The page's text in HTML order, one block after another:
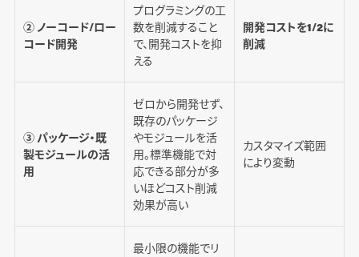
② ノーコード/ロー
コード開発
プログラミングの工
数を削減すること
で、開発コストを抑
える
開発コストを1/2に
削減
③ パッケージ・既
製モジュールの活
用
ゼロから開発せず、
既存のパッケージ
やモジュールを活
用。標準機能で対
応できる部分が多
いほどコスト削減
効果が高い
カスタマイズ範囲
により変動
最小限の機能でリ